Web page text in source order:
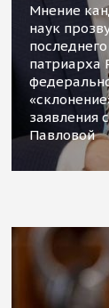
Мнение
наук
патриарха
заявления
Павловой